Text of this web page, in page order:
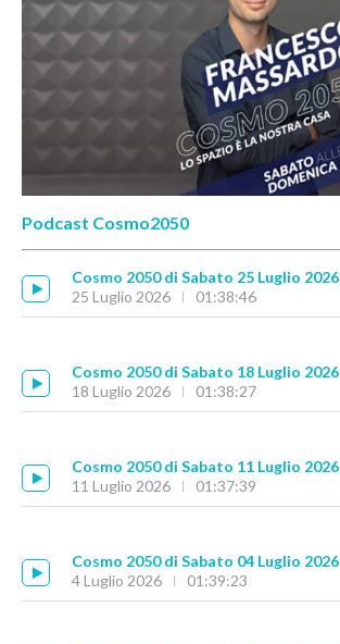
Podcast Cosmo2050
Cosmo 2050 di Sabato 25 Luglio 2026
25 Luglio 2026
01:38:46
Cosmo 2050 di Sabato 18 Luglio 2026
18 Luglio 2026
01:38:27
Cosmo 2050 di Sabato 11 Luglio 2026
11 Luglio 2026
01:37:39
Cosmo 2050 di Sabato 04 Luglio 2026
4 Luglio 2026
01:39:23